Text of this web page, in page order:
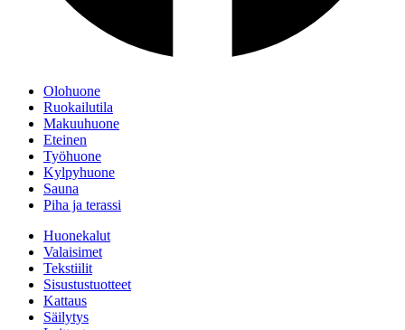
Olohuone
Ruokailutila
Makuuhuone
Eteinen
Työhuone
Kylpyhuone
Sauna
Piha ja terassi
Huonekalut
Valaisimet
Tekstiilit
Sisustustuotteet
Kattaus
Säilytys